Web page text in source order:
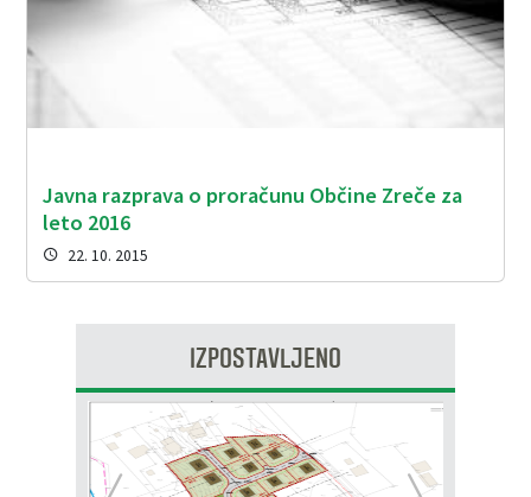
Javna razprava o proračunu Občine Zreče za
leto 2016
22. 10. 2015
IZPOSTAVLJENO